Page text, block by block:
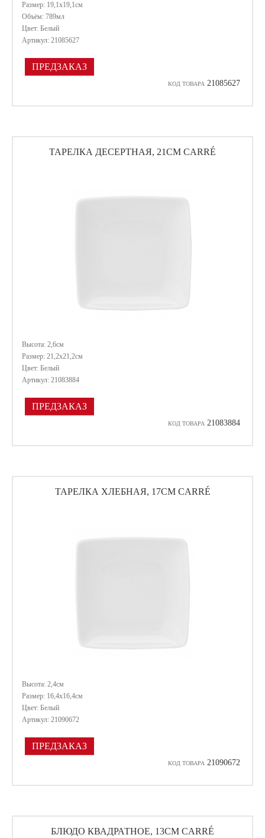
Размер: 19,1х19,1см
Объём: 789мл
Цвет: Белый
Артикул: 21085627
ПРЕДЗАКАЗ
КОД ТОВАРА 21085627
ТАРЕЛКА ДЕСЕРТНАЯ, 21СМ CARRÉ
Высота: 2,6см
Размер: 21,2х21,2см
Цвет: Белый
Артикул: 21083884
ПРЕДЗАКАЗ
КОД ТОВАРА 21083884
ТАРЕЛКА ХЛЕБНАЯ, 17СМ CARRÉ
Высота: 2,4см
Размер: 16,4х16,4см
Цвет: Белый
Артикул: 21090672
ПРЕДЗАКАЗ
КОД ТОВАРА 21090672
БЛЮДО КВАДРАТНОЕ, 13СМ CARRÉ